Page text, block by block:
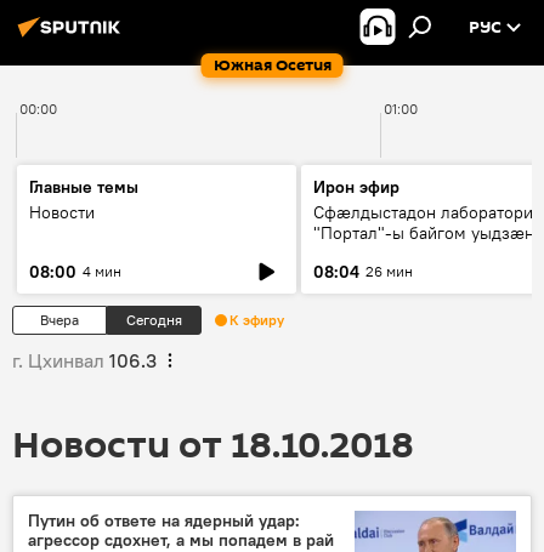
Южная Осетия
РУС
00:00 01:00
Главные темы
Новости
08:00 4 мин
Ирон эфир
Сфæлдыстадон лаборатори
"Портал"-ы байгом уыдзæн
Æхсары куыстыты равдыст
08:04 26 мин
Вчера Сегодня К эфиру
г. Цхинвал 106.3
Новости от 18.10.2018
Путин об ответе на ядерный удар:
агрессор сдохнет, а мы попадем в рай